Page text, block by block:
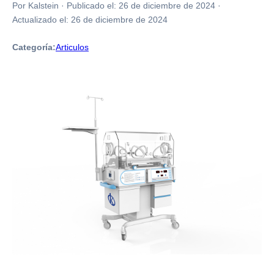
Por Kalstein · Publicado el: 26 de diciembre de 2024 ·
Actualizado el: 26 de diciembre de 2024
Categoría:Articulos